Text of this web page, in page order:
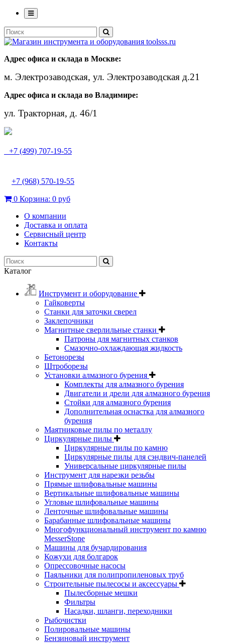
Адрес офиса и склада в Москве:
м. Электрозаводская, ул. Электрозаводская д.21
Адрес офиса и склада во Владимире:
ул. Тракторная, д. 46/1
+7 (499) 707-19-55
+7 (968) 570-19-55
0 Корзина: 0 руб
О компании
Доставка и оплата
Сервисный центр
Контакты
Каталог
Инструмент и оборудование
Гайковерты
Станки для заточки сверел
Заклепочники
Магнитные сверлильные станки
Патроны для магнитных станков
Смазочно-охлаждающая жидкость
Бетонорезы
Штроборезы
Установки алмазного бурения
Комплекты для алмазного бурения
Двигатели и дрели для алмазного бурения
Стойки для алмазного бурения
Дополнительная оснастка для алмазного
бурения
Маятниковые пилы по металлу
Циркулярные пилы
Циркулярные пилы по камню
Циркулярные пилы для сэндвич-панелей
Универсальные циркулярные пилы
Инструмент для нарезки резьбы
Прямые шлифовальные машины
Вертикальные шлифовальные машины
Угловые шлифовальные машины
Ленточные шлифовальные машины
Барабанные шлифовальные машины
Многофункциональный инструмент по камню
MesserStone
Машины для бучардирования
Кожухи для болгарок
Опрессовочные насосы
Паяльники для полипропиленовых труб
Строительные пылесосы и аксессуары
Пылесборные мешки
Фильтры
Насадки, шланги, переходники
Рыбочистки
Полировальные машины
Бензиновый инструмент